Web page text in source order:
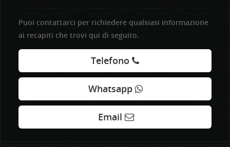
Puoi contattarci per richiedere qualsiasi informazione
ai recapiti che trovi qui di seguito.
Telefono
Whatsapp
Email